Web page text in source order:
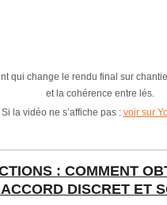
qui change le rendu final sur
et la cohérence entre lés.
Si la vidéo ne s’affiche pas : voir sur
: COMMENT
DISCRET ET